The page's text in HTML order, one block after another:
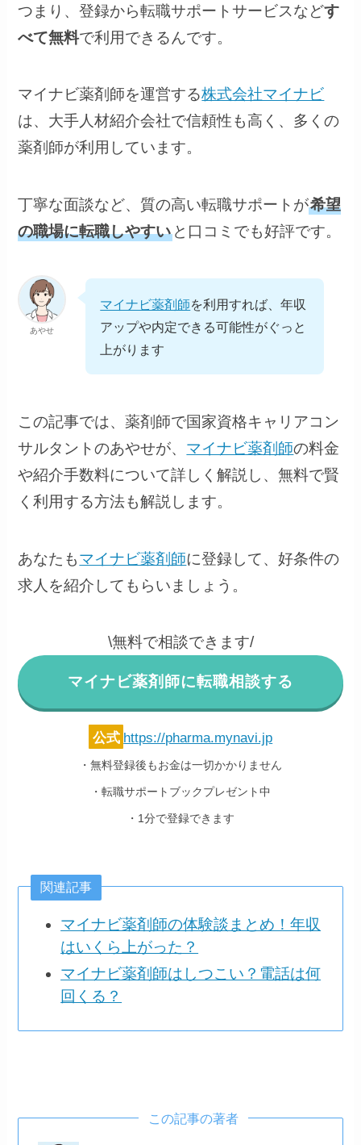
つまり、登録から転職サポートサービスなどす
べて無料で利用できるんです。
マイナビ薬剤師を運営する株式会社マイナビ
は、大手人材紹介会社で信頼性も高く、多くの
薬剤師が利用しています。
丁寧な面談など、質の高い転職サポートが希望
の職場に転職しやすい と口コミでも好評です。
あやせ
マイナビ薬剤師を利用すれば、年収
アップや内定できる可能性がぐっと
上がります
この記事では、薬剤師で国家資格キャリアコン
サルタントのあやせが、 マイナビ薬剤師の料金
や紹介手数料について詳しく解説し、無料で賢
く利用する方法も解説します。
あなたもマイナビ薬剤師に登録して、好条件の
求人を紹介してもらいましょう。
\無料で相談できます/
マイナビ薬剤師に転職相談する
公式 https://pharma.mynavi.jp
・無料登録後もお金は一切かかりません
・転職サポートブックプレゼント中
・1分で登録できます
関連記事
マイナビ薬剤師の体験談まとめ！年収
はいくら上がった？
マイナビ薬剤師はしつこい？電話は何
回くる？
この記事の著者